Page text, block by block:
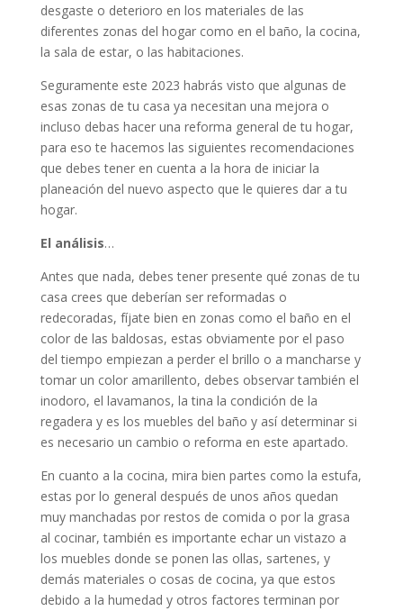
desgaste o deterioro en los materiales de las
diferentes zonas del hogar como en el baño, la cocina,
la sala de estar, o las habitaciones.
Seguramente este 2023 habrás visto que algunas de
esas zonas de tu casa ya necesitan una mejora o
incluso debas hacer una reforma general de tu hogar,
para eso te hacemos las siguientes recomendaciones
que debes tener en cuenta a la hora de iniciar la
planeación del nuevo aspecto que le quieres dar a tu
hogar.
El análisis…
Antes que nada, debes tener presente qué zonas de tu
casa crees que deberían ser reformadas o
redecoradas, fíjate bien en zonas como el baño en el
color de las baldosas, estas obviamente por el paso
del tiempo empiezan a perder el brillo o a mancharse y
tomar un color amarillento, debes observar también el
inodoro, el lavamanos, la tina la condición de la
regadera y es los muebles del baño y así determinar si
es necesario un cambio o reforma en este apartado.
En cuanto a la cocina, mira bien partes como la estufa,
estas por lo general después de unos años quedan
muy manchadas por restos de comida o por la grasa
al cocinar, también es importante echar un vistazo a
los muebles donde se ponen las ollas, sartenes, y
demás materiales o cosas de cocina, ya que estos
debido a la humedad y otros factores terminan por